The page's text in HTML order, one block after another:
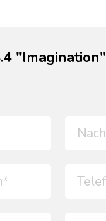
"Imagination"